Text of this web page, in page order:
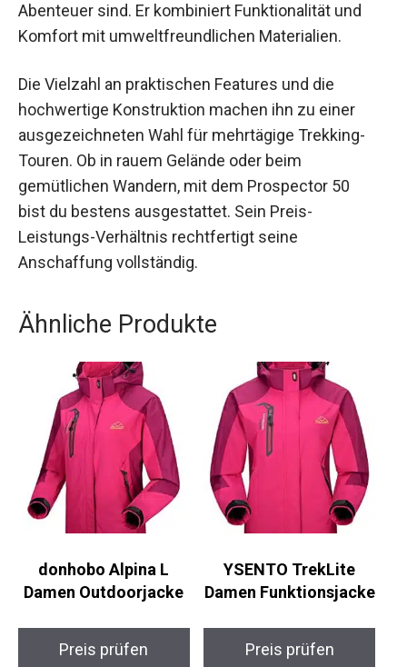
Abenteuer sind. Er kombiniert Funktionalität und
Komfort mit umweltfreundlichen Materialien.
Die Vielzahl an praktischen Features und die
hochwertige Konstruktion machen ihn zu einer
ausgezeichneten Wahl für mehrtägige Trekking-
Touren. Ob in rauem Gelände oder beim
gemütlichen Wandern, mit dem Prospector 50
bist du bestens ausgestattet. Sein Preis-
Leistungs-Verhältnis rechtfertigt seine
Anschaffung vollständig.
Ähnliche Produkte
donhobo Alpina L
Damen Outdoorjacke
Preis prüfen
YSENTO TrekLite
Damen Funktionsjacke
Preis prüfen